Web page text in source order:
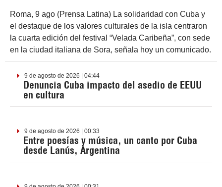
Roma, 9 ago (Prensa Latina) La solidaridad con Cuba y
el destaque de los valores culturales de la isla centraron
la cuarta edición del festival “Velada Caribeña”, con sede
en la ciudad italiana de Sora, señala hoy un comunicado.
9 de agosto de 2026 | 04:44
Denuncia Cuba impacto del asedio de EEUU
en cultura
9 de agosto de 2026 | 00:33
Entre poesías y música, un canto por Cuba
desde Lanús, Argentina